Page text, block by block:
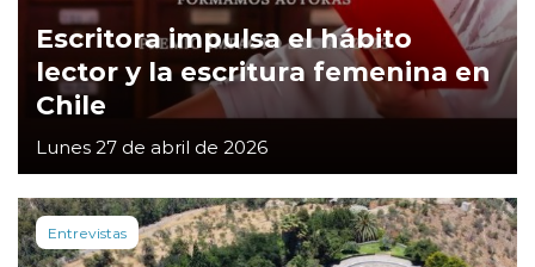
Escritora impulsa el hábito
lector y la escritura femenina en
Chile
Lunes 27 de abril de 2026
Entrevistas